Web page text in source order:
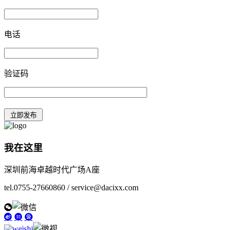
电话
验证码
我在这里
深圳前海卓越时代广场A座
tel.0755-27660860 / service@dacixx.com